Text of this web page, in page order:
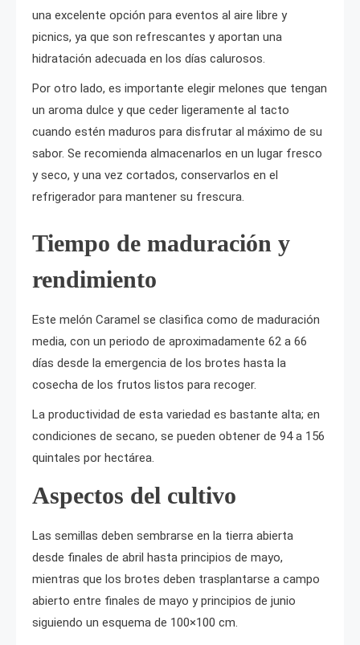
una excelente opción para eventos al aire libre y
picnics, ya que son refrescantes y aportan una
hidratación adecuada en los días calurosos.
Por otro lado, es importante elegir melones que tengan
un aroma dulce y que ceder ligeramente al tacto
cuando estén maduros para disfrutar al máximo de su
sabor. Se recomienda almacenarlos en un lugar fresco
y seco, y una vez cortados, conservarlos en el
refrigerador para mantener su frescura.
Tiempo de maduración y
rendimiento
Este melón Caramel se clasifica como de maduración
media, con un periodo de aproximadamente 62 a 66
días desde la emergencia de los brotes hasta la
cosecha de los frutos listos para recoger.
La productividad de esta variedad es bastante alta; en
condiciones de secano, se pueden obtener de 94 a 156
quintales por hectárea.
Aspectos del cultivo
Las semillas deben sembrarse en la tierra abierta
desde finales de abril hasta principios de mayo,
mientras que los brotes deben trasplantarse a campo
abierto entre finales de mayo y principios de junio
siguiendo un esquema de 100×100 cm.